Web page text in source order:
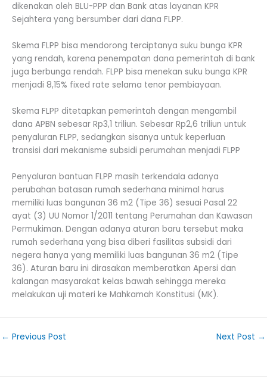
dikenakan oleh BLU-PPP dan Bank atas layanan KPR
Sejahtera yang bersumber dari dana FLPP.
Skema FLPP bisa mendorong terciptanya suku bunga KPR
yang rendah, karena penempatan dana pemerintah di bank
juga berbunga rendah. FLPP bisa menekan suku bunga KPR
menjadi 8,15% fixed rate selama tenor pembiayaan.
Skema FLPP ditetapkan pemerintah dengan mengambil
dana APBN sebesar Rp3,1 triliun. Sebesar Rp2,6 triliun untuk
penyaluran FLPP, sedangkan sisanya untuk keperluan
transisi dari mekanisme subsidi perumahan menjadi FLPP
Penyaluran bantuan FLPP masih terkendala adanya
perubahan batasan rumah sederhana minimal harus
memiliki luas bangunan 36 m2 (Tipe 36) sesuai Pasal 22
ayat (3) UU Nomor 1/2011 tentang Perumahan dan Kawasan
Permukiman. Dengan adanya aturan baru tersebut maka
rumah sederhana yang bisa diberi fasilitas subsidi dari
negera hanya yang memiliki luas bangunan 36 m2 (Tipe
36). Aturan baru ini dirasakan memberatkan Apersi dan
kalangan masyarakat kelas bawah sehingga mereka
melakukan uji materi ke Mahkamah Konstitusi (MK).
← Previous Post Next Post →